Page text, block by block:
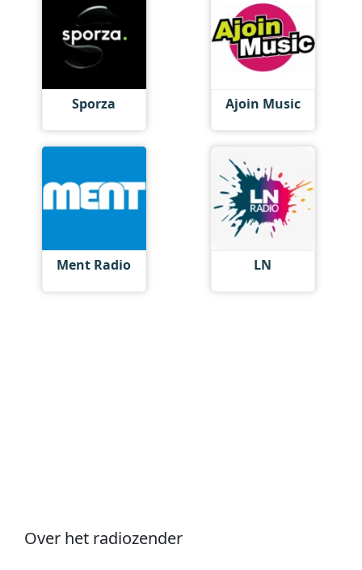
Sporza Ajoin Music
Ment Radio LN
Over het radiozender